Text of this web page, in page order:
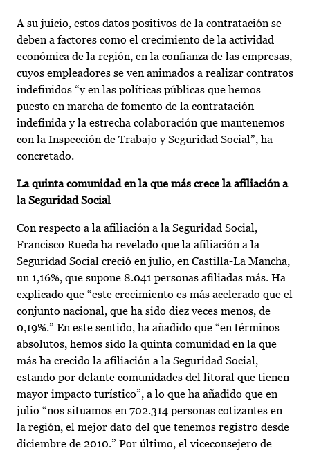
A su juicio, estos datos positivos de la contratación se
deben a factores como el crecimiento de la actividad
económica de la región, en la confianza de las empresas,
cuyos empleadores se ven animados a realizar contratos
indefinidos “y en las políticas públicas que hemos
puesto en marcha de fomento de la contratación
indefinida y la estrecha colaboración que mantenemos
con la Inspección de Trabajo y Seguridad Social”, ha
concretado.
La quinta comunidad en la que más crece la afiliación a
la Seguridad Social
Con respecto a la afiliación a la Seguridad Social,
Francisco Rueda ha revelado que la afiliación a la
Seguridad Social creció en julio, en Castilla-La Mancha,
un 1,16%, que supone 8.041 personas afiliadas más. Ha
explicado que “este crecimiento es más acelerado que el
conjunto nacional, que ha sido diez veces menos, de
0,19%.” En este sentido, ha añadido que “en términos
absolutos, hemos sido la quinta comunidad en la que
más ha crecido la afiliación a la Seguridad Social,
estando por delante comunidades del litoral que tienen
mayor impacto turístico”, a lo que ha añadido que en
julio “nos situamos en 702.314 personas cotizantes en
la región, el mejor dato del que tenemos registro desde
diciembre de 2010.” Por último, el viceconsejero de